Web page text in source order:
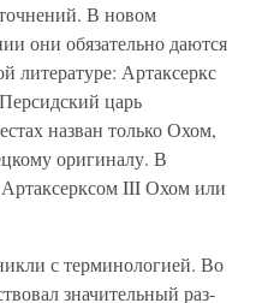
В новом
они обязательно даются
литературе: Артаксеркс
царь
назван только Охом,
оригиналу. В
III Охом или
с терминологией. Во
значительный раз­